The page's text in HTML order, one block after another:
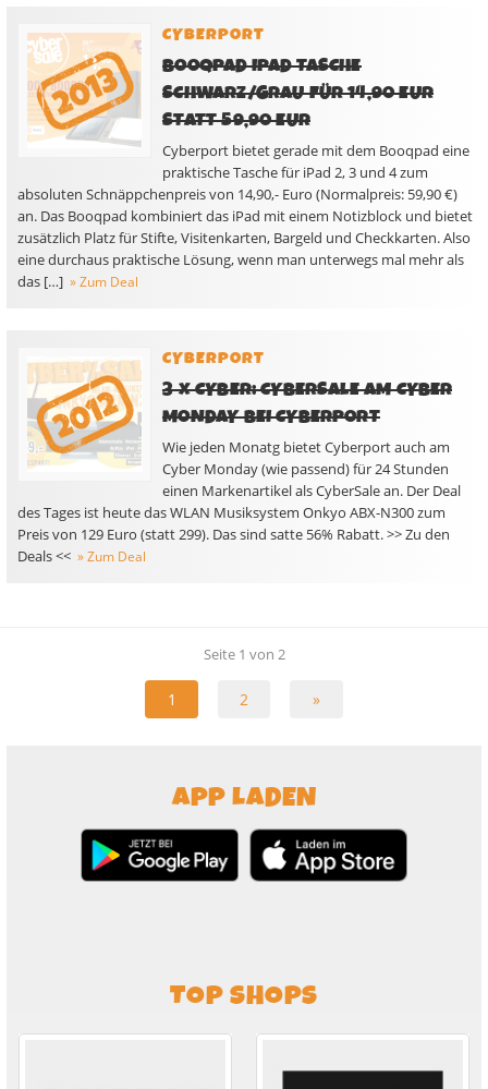
CYBERPORT
BOOQPAD IPAD TASCHE
SCHWARZ/GRAU FÜR 14,90 EUR
STATT 59,90 EUR
Cyberport bietet gerade mit dem Booqpad eine
praktische Tasche für iPad 2, 3 und 4 zum
absoluten Schnäppchenpreis von 14,90,- Euro (Normalpreis: 59,90 €)
an. Das Booqpad kombiniert das iPad mit einem Notizblock und bietet
zusätzlich Platz für Stifte, Visitenkarten, Bargeld und Checkkarten. Also
eine durchaus praktische Lösung, wenn man unterwegs mal mehr als
das […] » Zum Deal
CYBERPORT
3 X CYBER: CYBERSALE AM CYBER
MONDAY BEI CYBERPORT
Wie jeden Monatg bietet Cyberport auch am
Cyber Monday (wie passend) für 24 Stunden
einen Markenartikel als CyberSale an. Der Deal
des Tages ist heute das WLAN Musiksystem Onkyo ABX-N300 zum
Preis von 129 Euro (statt 299). Das sind satte 56% Rabatt. >> Zu den
Deals << » Zum Deal
Seite 1 von 2
1 2 »
APP LADEN
TOP SHOPS